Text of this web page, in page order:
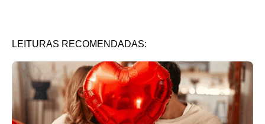
LEITURAS RECOMENDADAS: